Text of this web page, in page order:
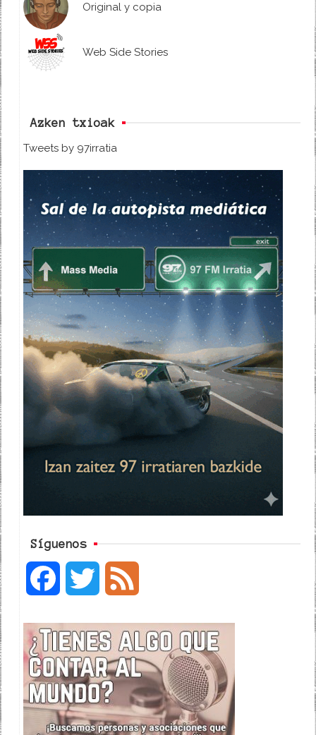
Original y copia
Web Side Stories
Azken txioak
Tweets by 97irratia
Síguenos
c
e
b
i
t
t
e
d